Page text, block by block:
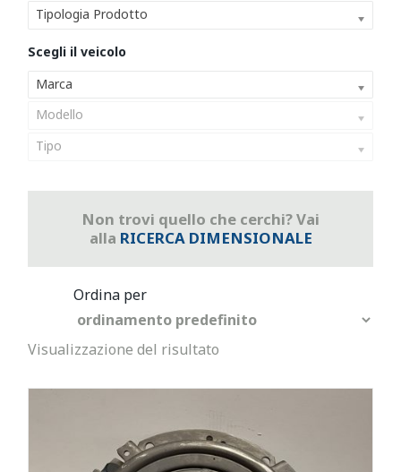
Tipologia Prodotto
Marca
Modello
Tipo
Non trovi quello che cerchi? Vai
alla RICERCA DIMENSIONALE
Visualizzazione del risultato